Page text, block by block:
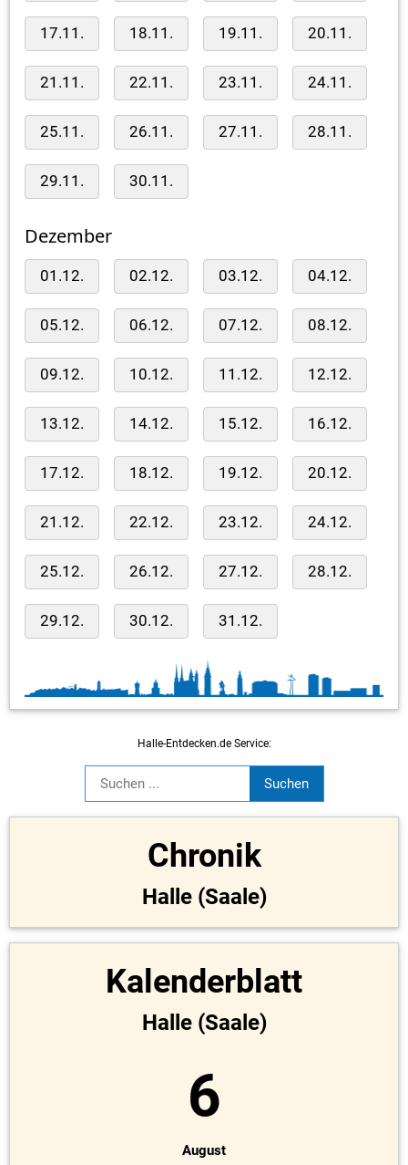
17.11. 18.11. 19.11. 20.11.
21.11. 22.11. 23.11. 24.11.
25.11. 26.11. 27.11. 28.11.
29.11. 30.11.
Dezember
01.12. 02.12. 03.12. 04.12.
05.12. 06.12. 07.12. 08.12.
09.12. 10.12. 11.12. 12.12.
13.12. 14.12. 15.12. 16.12.
17.12. 18.12. 19.12. 20.12.
21.12. 22.12. 23.12. 24.12.
25.12. 26.12. 27.12. 28.12.
29.12. 30.12. 31.12.
Halle-Entdecken.de Service:
Chronik
Halle (Saale)
Kalenderblatt
Halle (Saale)
6
August